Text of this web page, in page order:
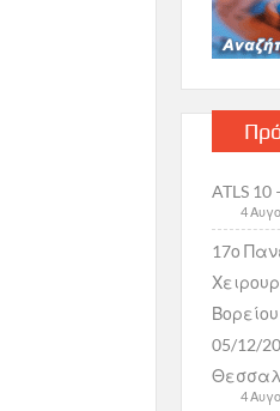
ATLS 10
4
17ο
05/12/
4